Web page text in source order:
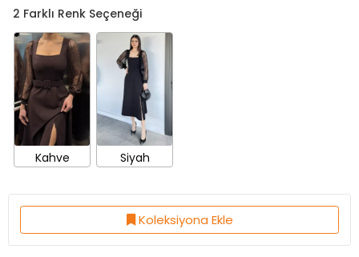
2 Farklı Renk Seçeneği
Kahve Siyah
Koleksiyona Ekle